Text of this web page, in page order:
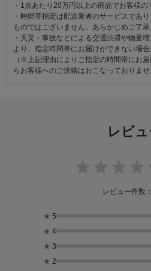
・1点あたり20万円以上の商品でお客様
・時間帯指定は配送業者のサービスであ
ものではございません。あらかじめご了承
・天災・事故などによる交通渋滞や物量
より、指定時間帯にお届けができない場合
（※上記理由によりご指定の時間帯にお
らお客様へのご連絡はおこなっておりませ
レビュ
レビュー件数
★ 5
★ 4
★ 3
★ 2